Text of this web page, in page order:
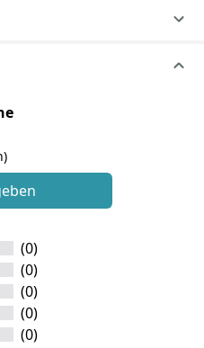
(0)
(0)
(0)
(0)
(0)